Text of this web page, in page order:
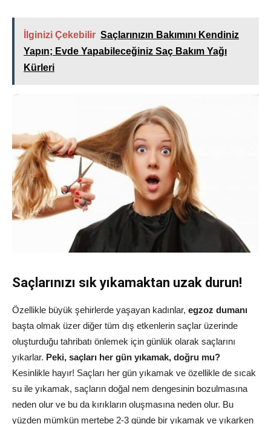
İlginizi Çekebilir Saçlarınızın Bakımını Kendiniz
Yapın; Evde Yapabileceğiniz Saç Bakım Yağı
Kürleri
Saçlarınızı sık yıkamaktan uzak durun!
Özellikle büyük şehirlerde yaşayan kadınlar, egzoz dumanı
başta olmak üzer diğer tüm dış etkenlerin saçlar üzerinde
oluşturduğu tahribatı önlemek için günlük olarak saçlarını
yıkarlar. Peki, saçları her gün yıkamak, doğru mu?
Kesinlikle hayır! Saçları her gün yıkamak ve özellikle de sıcak
su ile yıkamak, saçların doğal nem dengesinin bozulmasına
neden olur ve bu da kırıkların oluşmasına neden olur. Bu
yüzden mümkün mertebe 2-3 günde bir yıkamak ve yıkarken